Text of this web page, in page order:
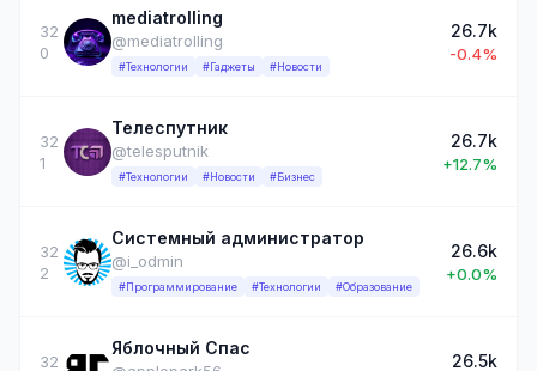
32
0
mediatrolling
@mediatrolling
#Технологии #Гаджеты #Новости
26.7k
-0.4%
32
1
Телеспутник
@telesputnik
#Технологии #Новости #Бизнес
26.7k
+12.7%
32
2
Системный администратор
@i_odmin
#Программирование #Технологии #Образование
26.6k
+0.0%
32
Яблочный Спас
26.5k